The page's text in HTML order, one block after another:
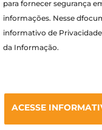
para fornecer segurança
informações. Nesse
informativo de
da Informação.
ACESSE